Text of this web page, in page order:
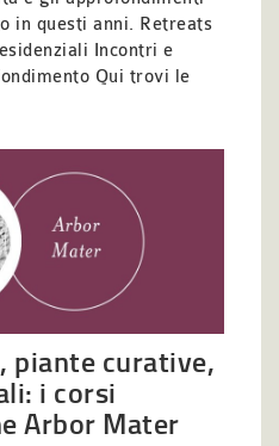
in questi anni. Retreats
Incontri e
Qui trovi le
piante curative,
i corsi
Arbor Mater